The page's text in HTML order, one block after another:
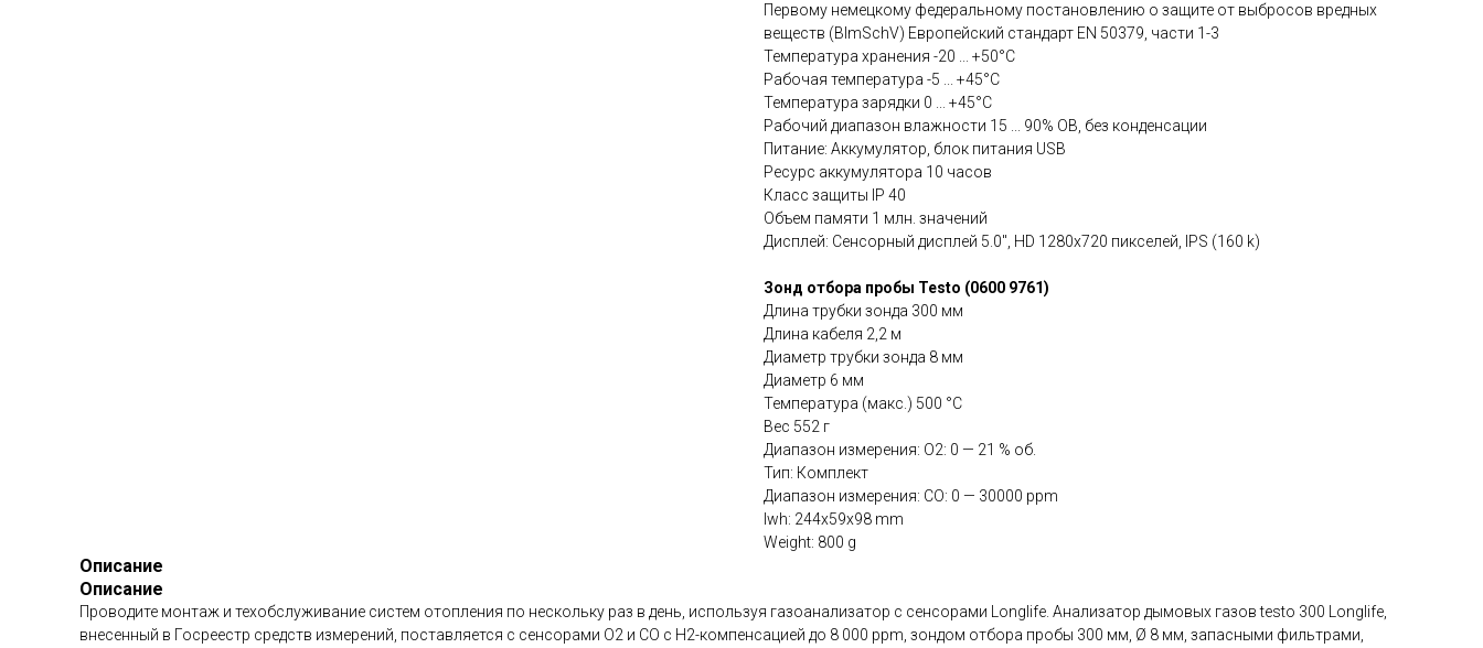
Первому немецкому федеральному постановлению о защите от выбросов вредных
веществ (BImSchV) Европейский стандарт EN 50379, части 1-3
Температура хранения -20 ... +50°C
Рабочая температура -5 ... +45°C
Температура зарядки 0 ... +45°C
Рабочий диапазон влажности 15 ... 90% ОВ, без конденсации
Питание: Аккумулятор, блок питания USB
Ресурс аккумулятора 10 часов
Класс защиты IP 40
Объем памяти 1 млн. значений
Дисплей: Сенсорный дисплей 5.0", HD 1280x720 пикселей, IPS (160 k)
Зонд отбора пробы Testo (0600 9761)
Длина трубки зонда 300 мм
Длина кабеля 2,2 м
Диаметр трубки зонда 8 мм
Диаметр 6 мм
Температура (макс.) 500 °C
Вес 552 г
Диапазон измерения: O2: 0 — 21 % об.
Тип: Комплект
Диапазон измерения: CO: 0 — 30000 ppm
lwh: 244x59x98 mm
Weight: 800 g
Описание
Описание
Проводите монтаж и техобслуживание систем отопления по нескольку раз в день, используя газоанализатор с сенсорами Longlife. Анализатор дымовых газов testo 300 Longlife,
внесенный в Госреестр средств измерений, поставляется с сенсорами O2 и CO с H2-компенсацией до 8 000 ppm, зондом отбора пробы 300 мм, Ø 8 мм, запасными фильтрами,